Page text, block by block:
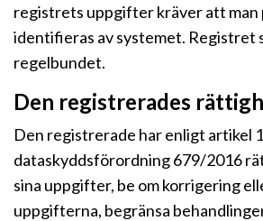
registrets uppgifter kräver att man
identifieras av systemet. Registret
regelbundet.
Den registrerades
Den registrerade har enligt artikel
dataskyddsförordning 679/2016
sina uppgifter, be om korrigering
uppgifterna, begränsa